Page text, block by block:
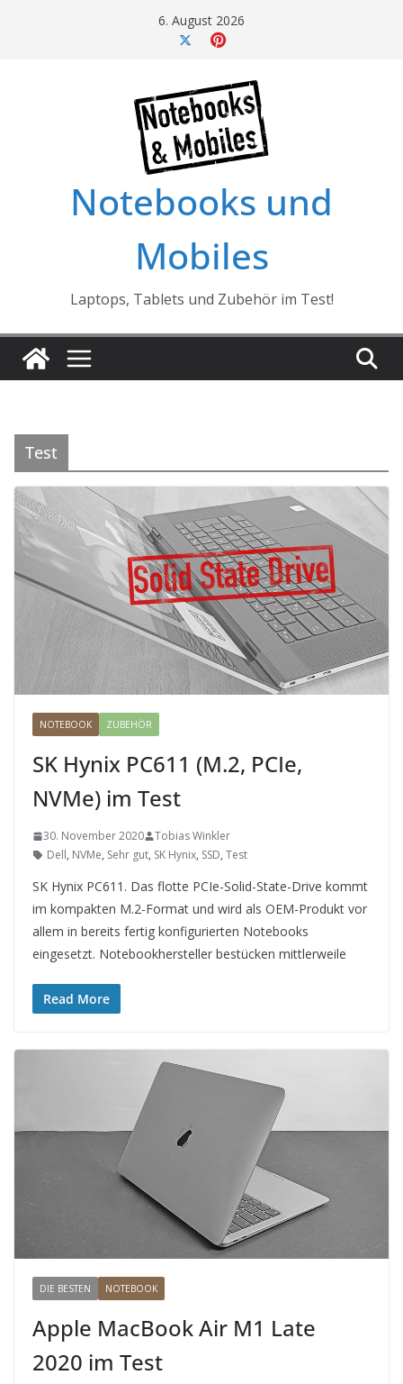
6. August 2026
Notebooks und
Mobiles
Laptops, Tablets und Zubehör im Test!
Test
NOTEBOOK ZUBEHÖR
SK Hynix PC611 (M.2, PCIe,
NVMe) im Test
30. November 2020
Tobias Winkler
Dell, NVMe, Sehr gut, SK Hynix, SSD, Test
SK Hynix PC611. Das flotte PCIe-Solid-State-Drive kommt
im kompakten M.2-Format und wird als OEM-Produkt vor
allem in bereits fertig konfigurierten Notebooks
eingesetzt. Notebookhersteller bestücken mittlerweile
Read More
DIE BESTEN NOTEBOOK
Apple MacBook Air M1 Late
2020 im Test